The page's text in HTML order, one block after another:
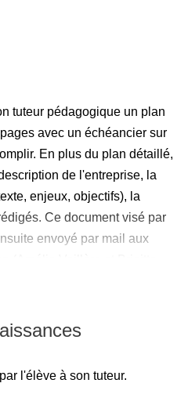
tuteur pédagogique un plan
avec un échéancier sur
En plus du plan détaillé,
de l'entreprise, la
enjeux, objectifs), la
Ce document visé par
envoyé par mail aux
du département Matériaux.
le contenu de son mémoire,
l'élève à son tuteur.